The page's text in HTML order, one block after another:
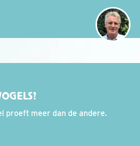
proeft meer dan de andere.